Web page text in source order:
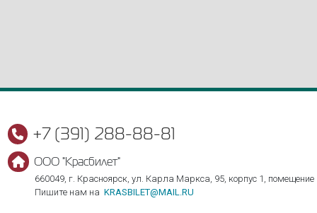
+7 (391) 288-88-81
ООО "Красбилет"
660049, г. Красноярск, ул. Карла Маркса, 95, корпус 1, помещение
Пишите нам на KRASBILET@MAIL.RU